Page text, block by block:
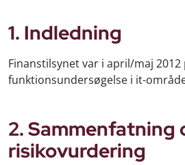
1. Indledning
Finanstilsynet var i april/maj 2012
funktionsundersøgelse i it-
2. Sammenfatning
risikovurdering